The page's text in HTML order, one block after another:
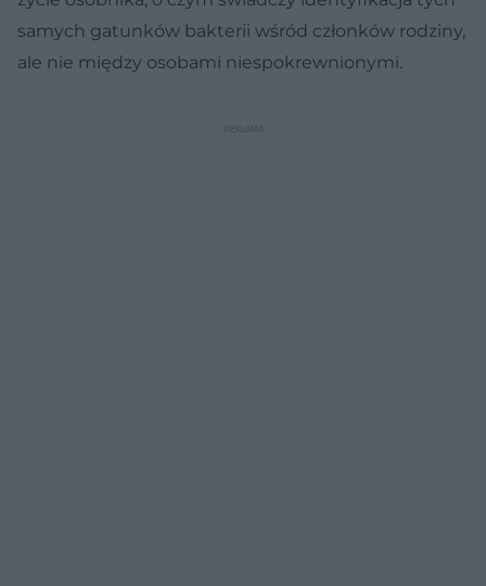
samych gatunków bakterii wśród członków rodziny,
ale nie między osobami niespokrewnionymi.